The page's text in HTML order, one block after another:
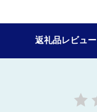
返礼品レビュー